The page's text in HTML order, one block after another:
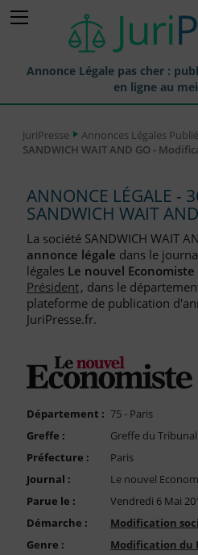
Annonce Légale pas cher :
en ligne au
Annonces Légales Publiées
Journaux Habilités (JAL) Annonces
Départements pour la
Liste des Greffes
Liste des CCI
FAQ
Compte PRO
JuriPresse
Annonces Légales
SANDWICH WAIT AND GO -
ANNONCE LÉGALE -
SANDWICH WAIT
La société SANDWICH WAIT
annonce légale dans le
légales Le nouvel Economiste
Président, dans le
plateforme de publication
JuriPresse.fr.
Département : 75 - Paris
Greffe :
Greffe du
Préfecture :
Paris
Journal :
Le nouvel
Parue le :
Vendredi 6 Mai
Démarche :
Modification
Genre :
Modification du